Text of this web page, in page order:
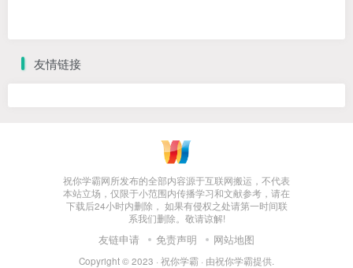
友情链接
祝你学霸网所发布的全部内容源于互联网搬运，不代表
本站立场，仅限于小范围内传播学习和文献参考，请在
下载后24小时内删除， 如果有侵权之处请第一时间联
系我们删除。敬请谅解!
友链申请 免责声明 网站地图
Copyright © 2023 · 祝你学霸 · 由祝你学霸提供.